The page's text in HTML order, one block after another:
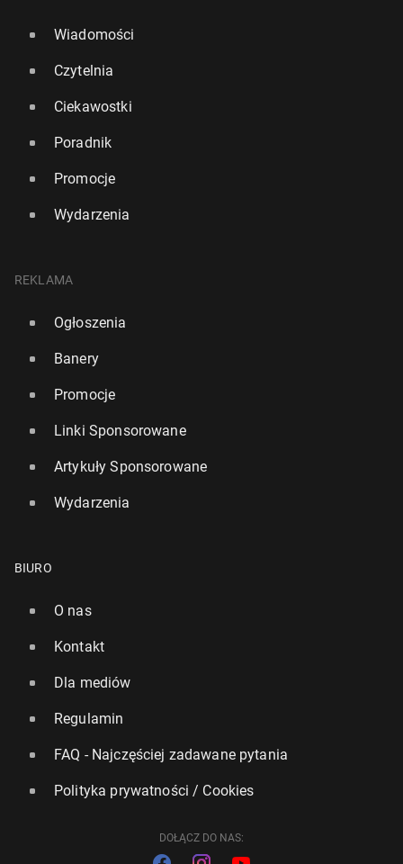
Wiadomości
Czytelnia
Ciekawostki
Poradnik
Promocje
Wydarzenia
REKLAMA
Ogłoszenia
Banery
Promocje
Linki Sponsorowane
Artykuły Sponsorowane
Wydarzenia
BIURO
O nas
Kontakt
Dla mediów
Regulamin
FAQ - Najczęściej zadawane pytania
Polityka prywatności / Cookies
DOŁĄCZ DO NAS: